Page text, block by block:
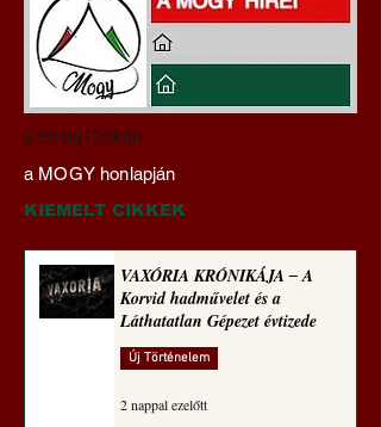
Miért tabu Fauci
büntetőjogi felelősségre
vonása
a Szilaj Csikón
a MOGY honlapján
KIEMELT CIKKEK
VAXÓRIA KRÓNIKÁJA ‒ A
Korvid hadművelet és a
Láthatatlan Gépezet évtizede
Új Történelem
2 nappal ezelőtt